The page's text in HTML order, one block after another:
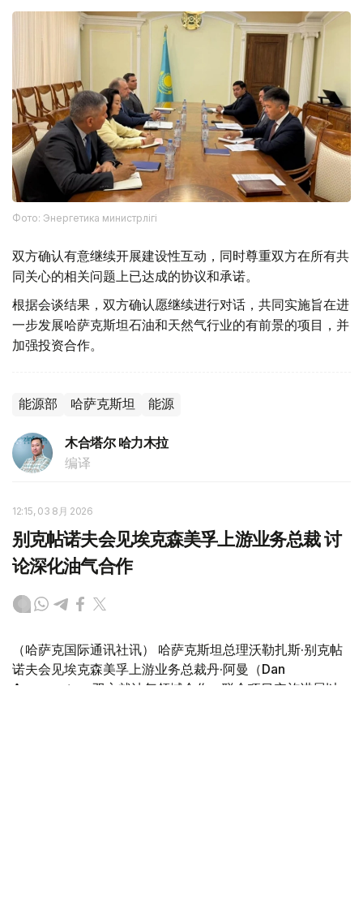
Фото: Энергетика министрлігі
双方确认有意继续开展建设性互动，同时尊重双方在所有共
同关心的相关问题上已达成的协议和承诺。
根据会谈结果，双方确认愿继续进行对话，共同实施旨在进
一步发展哈萨克斯坦石油和天然气行业的有前景的项目，并
加强投资合作。
能源部 哈萨克斯坦 能源
木合塔尔 哈力木拉
编译
12:15, 03 8月 2026
别克帖诺夫会见埃克森美孚上游业务总裁 讨
论深化油气合作
（哈萨克国际通讯社讯） 哈萨克斯坦总理沃勒扎斯·别克帖
诺夫会见埃克森美孚上游业务总裁丹·阿曼（Dan
Ammann），双方就油气领域合作、联合项目实施进展以